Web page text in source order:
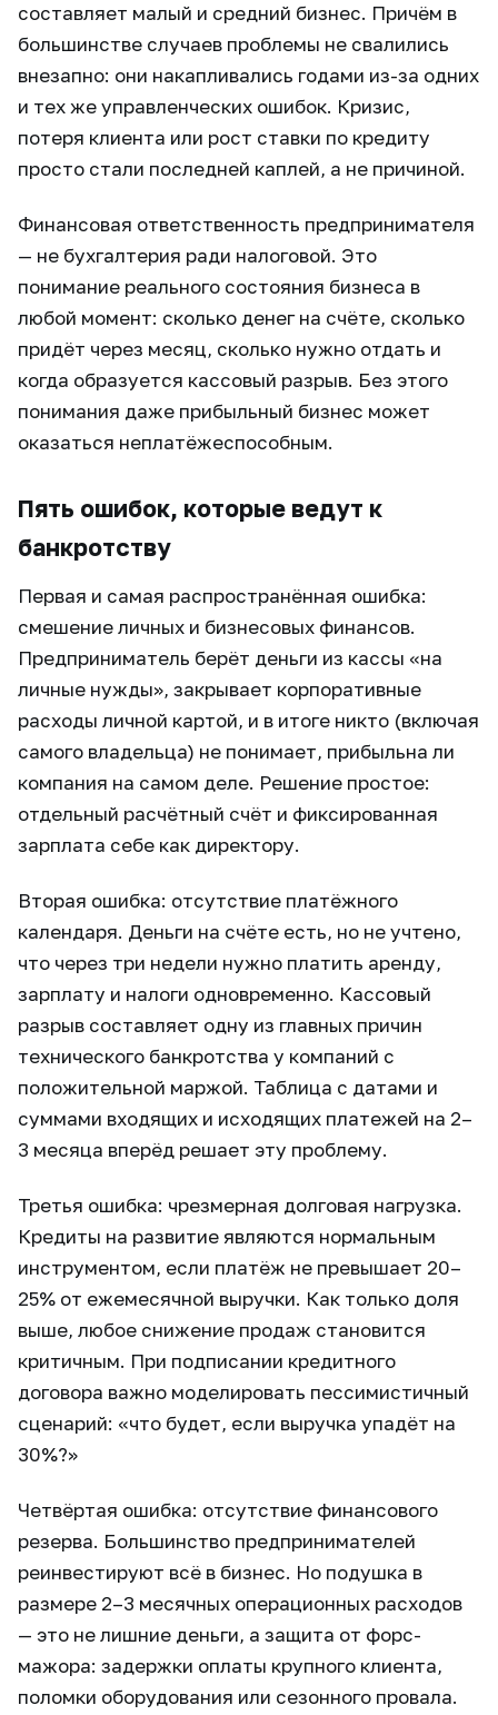
составляет малый и средний бизнес. Причём в
большинстве случаев проблемы не свалились
внезапно: они накапливались годами из-за одних
и тех же управленческих ошибок. Кризис,
потеря клиента или рост ставки по кредиту
просто стали последней каплей, а не причиной.
Финансовая ответственность предпринимателя
— не бухгалтерия ради налоговой. Это
понимание реального состояния бизнеса в
любой момент: сколько денег на счёте, сколько
придёт через месяц, сколько нужно отдать и
когда образуется кассовый разрыв. Без этого
понимания даже прибыльный бизнес может
оказаться неплатёжеспособным.
Пять ошибок, которые ведут к
банкротству
Первая и самая распространённая ошибка:
смешение личных и бизнесовых финансов.
Предприниматель берёт деньги из кассы «на
личные нужды», закрывает корпоративные
расходы личной картой, и в итоге никто (включая
самого владельца) не понимает, прибыльна ли
компания на самом деле. Решение простое:
отдельный расчётный счёт и фиксированная
зарплата себе как директору.
Вторая ошибка: отсутствие платёжного
календаря. Деньги на счёте есть, но не учтено,
что через три недели нужно платить аренду,
зарплату и налоги одновременно. Кассовый
разрыв составляет одну из главных причин
технического банкротства у компаний с
положительной маржой. Таблица с датами и
суммами входящих и исходящих платежей на 2–
3 месяца вперёд решает эту проблему.
Третья ошибка: чрезмерная долговая нагрузка.
Кредиты на развитие являются нормальным
инструментом, если платёж не превышает 20–
25% от ежемесячной выручки. Как только доля
выше, любое снижение продаж становится
критичным. При подписании кредитного
договора важно моделировать пессимистичный
сценарий: «что будет, если выручка упадёт на
30%?»
Четвёртая ошибка: отсутствие финансового
резерва. Большинство предпринимателей
реинвестируют всё в бизнес. Но подушка в
размере 2–3 месячных операционных расходов
— это не лишние деньги, а защита от форс-
мажора: задержки оплаты крупного клиента,
поломки оборудования или сезонного провала.